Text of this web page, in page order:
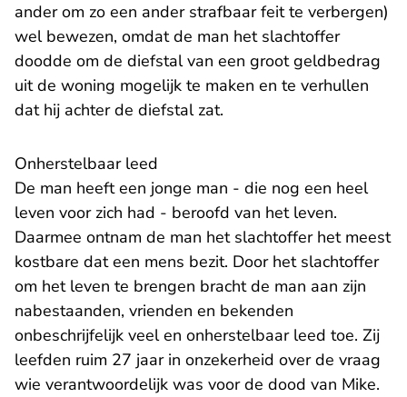
ander om zo een ander strafbaar feit te verbergen)
wel bewezen, omdat de man het slachtoffer
doodde om de diefstal van een groot geldbedrag
uit de woning mogelijk te maken en te verhullen
dat hij achter de diefstal zat.
Onherstelbaar leed
De man heeft een jonge man - die nog een heel
leven voor zich had - beroofd van het leven.
Daarmee ontnam de man het slachtoffer het meest
kostbare dat een mens bezit. Door het slachtoffer
om het leven te brengen bracht de man aan zijn
nabestaanden, vrienden en bekenden
onbeschrijfelijk veel en onherstelbaar leed toe. Zij
leefden ruim 27 jaar in onzekerheid over de vraag
wie verantwoordelijk was voor de dood van Mike.